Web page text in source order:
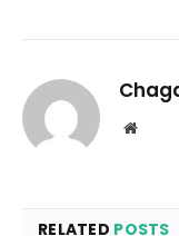
Website
RELATED POSTS